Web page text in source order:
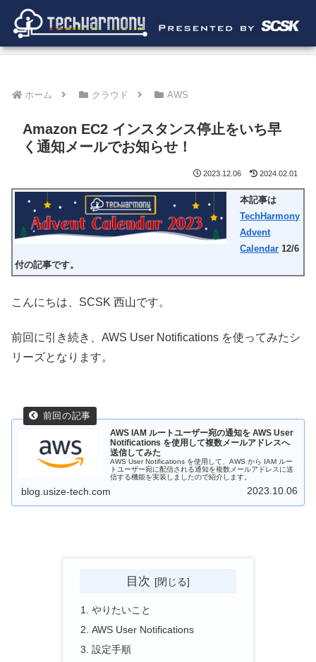
ホーム クラウド AWS
Amazon EC2 インスタンス停止をいち早
く通知メールでお知らせ！
2023.12.06 2024.02.01
本記事は
TechHarmony
Advent
Calendar 12/6
付の記事です。
こんにちは、SCSK 西山です。
前回に引き続き、AWS User Notifications を使ってみたシ
リーズとなります。
AWS IAM ルートユーザー宛の通知を AWS User
Notifications を使用して複数メールアドレスへ
送信してみた
AWS User Notifications を使用して、AWS から IAM ルー
トユーザー宛に配信される通知を複数メールアドレスに送
信する機能を実装しましたので紹介します。
blog.usize-tech.com 2023.10.06
目次
やりたいこと
AWS User Notifications
設定手順